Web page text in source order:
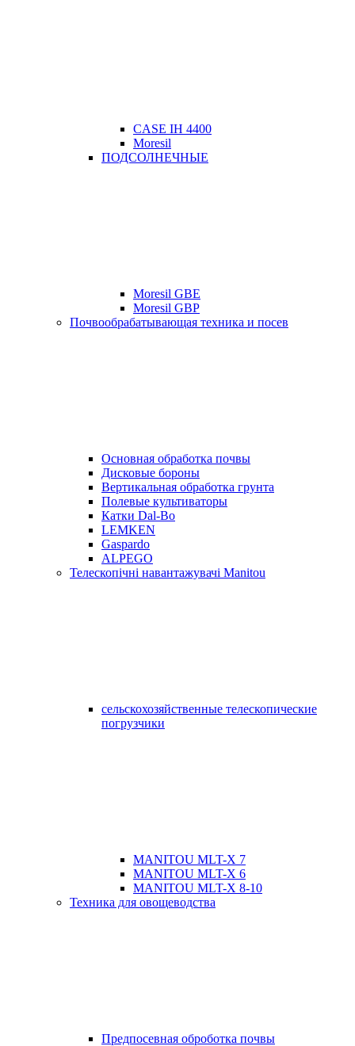
CASE IH 4400
Moresil
ПОДСОЛНЕЧНЫЕ
Moresil GBE
Moresil GBP
Почвообрабатывающая техника и посев
Основная обработка почвы
Дисковые бороны
Вертикальная обработка грунта
Полевые культиваторы
Катки Dal-Bo
LEMKEN
Gaspardo
ALPEGO
Телескопічні навантажувачі Manitou
сельскохозяйственные телескопические
погрузчики
MANITOU MLT-X 7
MANITOU MLT-X 6
MANITOU MLT-X 8-10
Техника для овощеводства
Предпосевная оброботка почвы